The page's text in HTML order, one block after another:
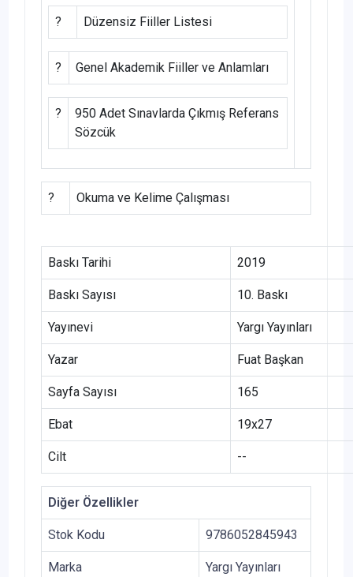
? Düzensiz Fiiller Listesi
? Genel Akademik Fiiller ve Anlamları
?
950 Adet Sınavlarda Çıkmış Referans
Sözcük
? Okuma ve Kelime Çalışması
Baskı Tarihi 2019
Baskı Sayısı 10. Baskı
Yayınevi Yargı Yayınları
Yazar Fuat Başkan
Sayfa Sayısı 165
Ebat 19x27
Cilt --
Diğer Özellikler
Stok Kodu 9786052845943
Marka Yargı Yayınları